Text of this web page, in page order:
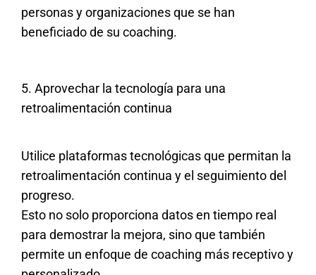
personas y organizaciones que se han
beneficiado de su coaching.
5. Aprovechar la tecnología para una
retroalimentación continua
Utilice plataformas tecnológicas que permitan la
retroalimentación continua y el seguimiento del
progreso.
Esto no solo proporciona datos en tiempo real
para demostrar la mejora, sino que también
permite un enfoque de coaching más receptivo y